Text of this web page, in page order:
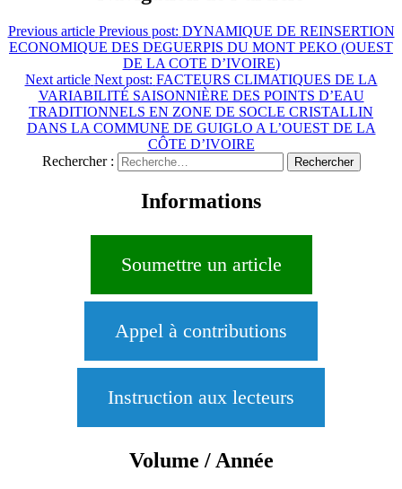
Previous article Previous post: DYNAMIQUE DE REINSERTION
ECONOMIQUE DES DEGUERPIS DU MONT PEKO (OUEST
DE LA COTE D’IVOIRE)
Next article Next post: FACTEURS CLIMATIQUES DE LA
VARIABILITÉ SAISONNIÈRE DES POINTS D’EAU
TRADITIONNELS EN ZONE DE SOCLE CRISTALLIN
DANS LA COMMUNE DE GUIGLO A L’OUEST DE LA
CÔTE D’IVOIRE
Rechercher :
Informations
Soumettre un article
Appel à contributions
Instruction aux lecteurs
Volume / Année